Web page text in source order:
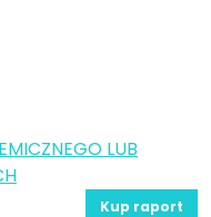
LUB
Kup raport